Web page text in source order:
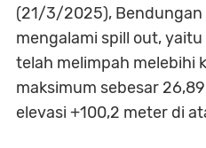
(21/3/2025), Bendungan
mengalami spill out,
telah melimpah melebihi
maksimum sebesar
elevasi +100,2 meter di